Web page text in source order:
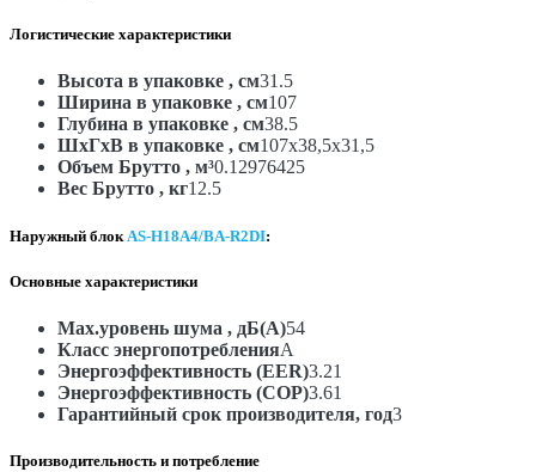
Логистические характеристики
Высота в упаковке , см31.5
Ширина в упаковке , см107
Глубина в упаковке , см38.5
ШxГxВ в упаковке , см107x38,5x31,5
Объем Брутто , м³0.12976425
Вес Брутто , кг12.5
Наружный блок AS-H18A4/BA-R2DI:
Основные характеристики
Max.уровень шума , дБ(А)54
Класс энергопотребленияA
Энергоэффективность (EER)3.21
Энергоэффективность (COP)3.61
Гарантийный срок производителя, год3
Производительность и потребление